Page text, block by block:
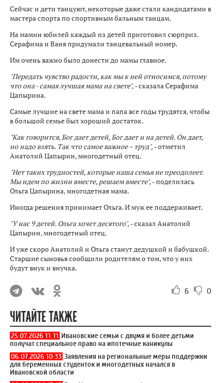
Сейчас и дети танцуют, некоторые даже стали кандидатами в
мастера спорта по спортивным бальным танцам.
На мамин юбилей каждый из детей приготовил сюрприз.
Серафима и Ваня придумали танцевальный номер.
Им очень важно было донести до мамы главное.
"Передать чувство радости, как мы к ней относимся, потому
что она - самая лучшая мама на свете", - сказала Серафима
Цапырина.
Самые лучшие на свете мама и папа все годы трудятся, чтобы
в большой семье был хороший достаток.
"Как говорится, Бог дает детей, Бог дает и на детей. Он дает,
но надо взять. Так что самое важное – труд", - отметил
Анатолий Цапырин, многодетный отец.
"Нет таких трудностей, которые наша семья не преодолеет.
Мы идем по жизни вместе, решаем вместе", - поделилась
Ольга Цапырина, многодетная мама.
Иногда решения принимает Ольга. И муж ее поддерживает.
"У нас 9 детей. Ольга хочет десятого", - сказал Анатолий
Цапырин, многодетный отец.
И уже скоро Анатолий и Ольга станут дедушкой и бабушкой.
Старшие сыновья сообщили родителям о том, что у них
будут внук и внучка.
6 0
ЧИТАЙТЕ ТАКЖЕ
25.07.2026 11:11 Ивановские семьи с двумя и более детьми
получат специальное право на ипотечные каникулы
06.07.2026 10:33 Заявления на региональные меры поддержки
для беременных студенток и многодетных начался в
Ивановской области